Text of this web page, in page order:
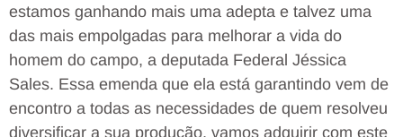
estamos ganhando mais uma adepta e talvez uma
das mais empolgadas para melhorar a vida do
homem do campo, a deputada Federal Jéssica
Sales. Essa emenda que ela está garantindo vem de
encontro a todas as necessidades de quem resolveu
diversificar a sua produção, vamos adquirir com este